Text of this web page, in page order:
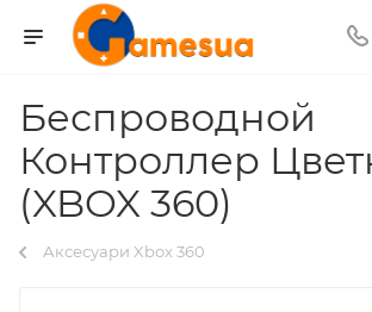
Беспроводной
Контроллер
(XBOX 360)
Аксесуари Xbox 360